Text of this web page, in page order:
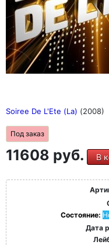
Soiree De L'Ete (La) (2008)
Под заказ
11608 руб. В
Состояние:
Дата